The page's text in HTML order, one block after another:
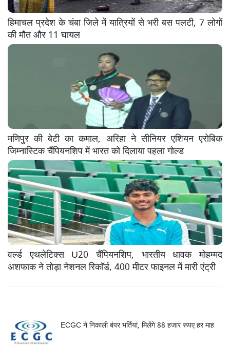
हिमाचल प्रदेश के चंबा जिले में यात्रियों से भरी बस पलटी, 7 लोगों
की मौत और 11 घायल
मणिपुर की बेटी का कमाल, अरिहा ने सीनियर एशियन एरोबिक
जिम्नास्टिक चैंपियनशिप में भारत को दिलाया पहला गोल्ड
वर्ल्ड एथलेटिक्स U20 चैंपियनशिप, भारतीय धावक मोहम्मद
अशफाक ने तोड़ा नेशनल रिकॉर्ड, 400 मीटर फाइनल में मारी एंट्री
ECGC ने निकाली बंपर भर्तियां, मिलेंगे 88 हजार रूपए हर माह